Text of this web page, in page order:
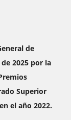
de
2025 por la
Superior
el año 2022.